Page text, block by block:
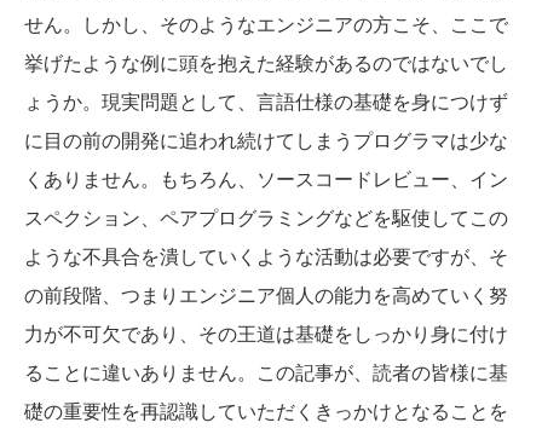
せん。しかし、そのようなエンジニアの方こそ、ここで
挙げたような例に頭を抱えた経験があるのではないでし
ょうか。現実問題として、言語仕様の基礎を身につけず
に目の前の開発に追われ続けてしまうプログラマは少な
くありません。もちろん、ソースコードレビュー、イン
スペクション、ペアプログラミングなどを駆使してこの
ような不具合を潰していくような活動は必要ですが、そ
の前段階、つまりエンジニア個人の能力を高めていく努
力が不可欠であり、その王道は基礎をしっかり身に付け
ることに違いありません。この記事が、読者の皆様に基
礎の重要性を再認識していただくきっかけとなることを